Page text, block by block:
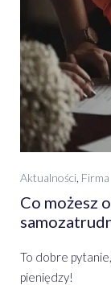
Aktualności Firma
Co możesz
To dobre
pieniędzy!